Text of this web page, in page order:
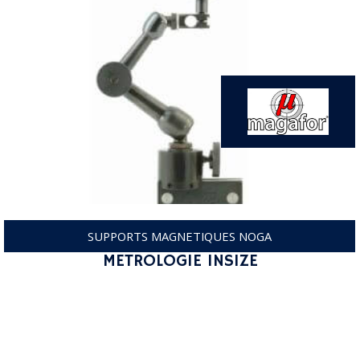
SUPPORTS MAGNETIQUES NOGA
METROLOGIE INSIZE